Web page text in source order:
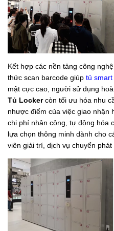
Kết hợp các nền tảng công
thức scan barcode giúp tủ smart
mật cực cao, người sử dụng
Tủ Lockercòn tối ưu hóa nhu
nhược điểm của việc giao nhận
chi phí nhân công, tự động hóa
lựa chọn thông minh dành cho
viên giải trí, dịch vụ chuyển phát